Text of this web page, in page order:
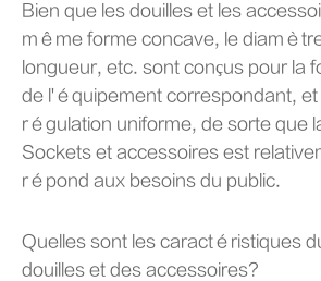
Bien que les douilles et les
même forme concave, le
longueur, etc. sont conçus pour la
de l'équipement correspondant, et
régulation uniforme, de sorte que
Sockets et accessoires est
répond aux besoins du public.
Quelles sont les caractéristiques
douilles et des accessoires?